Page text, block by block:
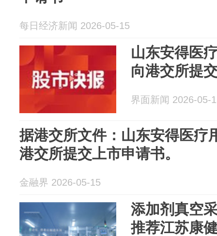
每日经济新闻 2026-05-15
山东安得医
向港交所提
界面新闻 2026-05-
据港交所文件：山东安得医疗
港交所提交上市申请书。
金融界 2026-05-15
添加剂真空
推荐江苏康